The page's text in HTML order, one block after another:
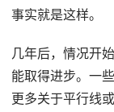
事实就是这样。
几年后，情况开
能取得进步。一
更多关于平行线